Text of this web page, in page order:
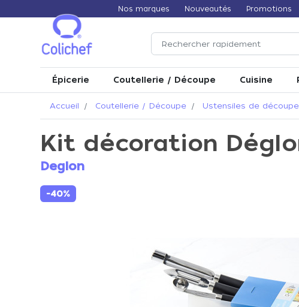
Nos marques Nouveautés Promotions
Épicerie Coutellerie / Découpe Cuisine
Accueil Coutellerie / Découpe Ustensiles de découpe
Kit décoration
Deglon
-40%